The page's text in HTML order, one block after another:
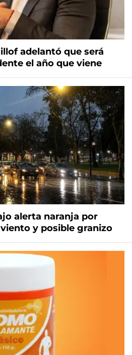
adelantó que será
el año que viene
alerta naranja por
y posible granizo